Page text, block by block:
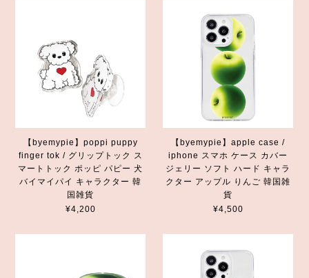
【byemypie】poppi puppy
finger tok / グリップトック ス
マートトック ポッピ パピー 犬
バイマイパイ キャラクター 韓
国雑貨
¥4,200
【byemypie】apple case /
iphone スマホ ケース カバー
ジェリー ソフト ハード キャラ
クター アップル りんご 韓国雑
貨
¥4,500